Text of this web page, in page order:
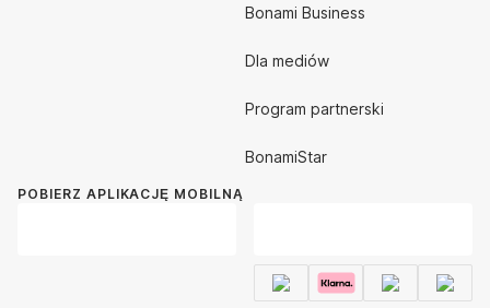
Bonami Business
Dla mediów
Program partnerski
BonamiStar
POBIERZ APLIKACJĘ MOBILNĄ